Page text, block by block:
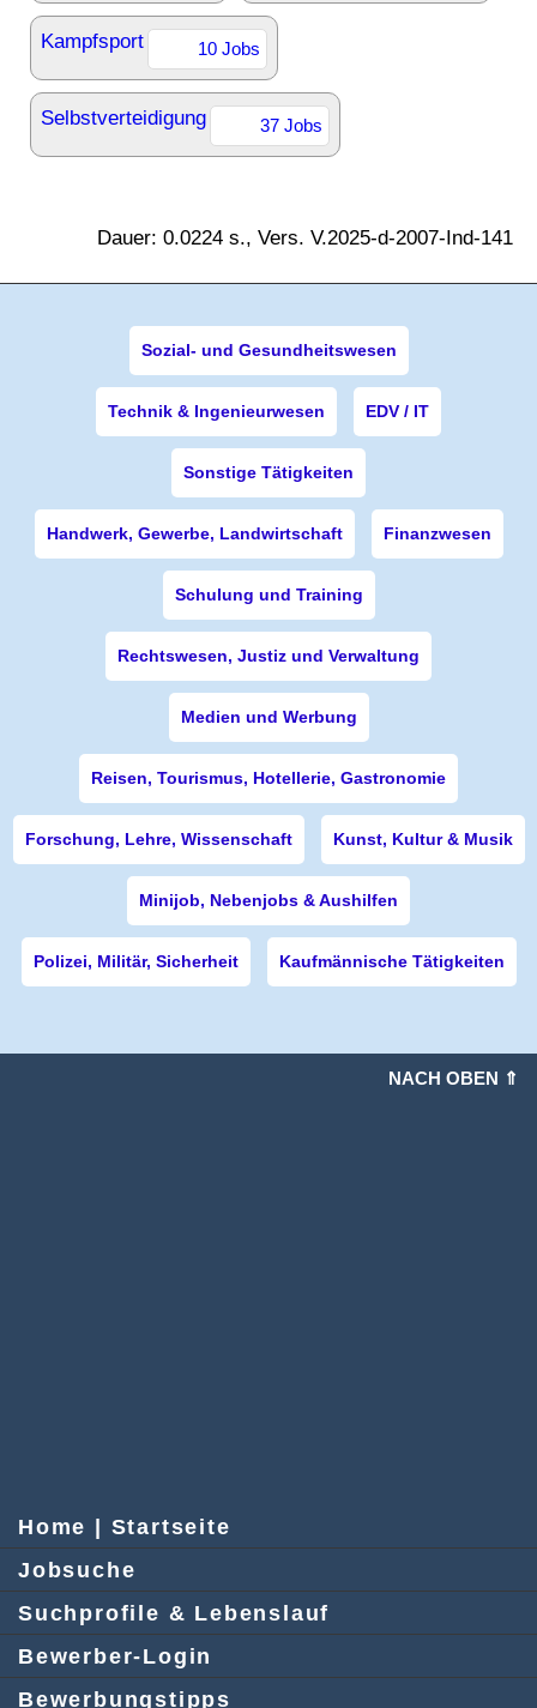
Kampfsport 10 Jobs
Selbstverteidigung 37 Jobs
Dauer: 0.0224 s., Vers. V.2025-d-2007-Ind-141
Sozial- und Gesundheitswesen
Technik & Ingenieurwesen EDV / IT
Sonstige Tätigkeiten
Handwerk, Gewerbe, Landwirtschaft Finanzwesen
Schulung und Training
Rechtswesen, Justiz und Verwaltung
Medien und Werbung
Reisen, Tourismus, Hotellerie, Gastronomie
Forschung, Lehre, Wissenschaft Kunst, Kultur & Musik
Minijob, Nebenjobs & Aushilfen
Polizei, Militär, Sicherheit Kaufmännische Tätigkeiten
NACH OBEN ⇑
Home | Startseite
Jobsuche
Suchprofile & Lebenslauf
Bewerber-Login
Bewerbungstipps